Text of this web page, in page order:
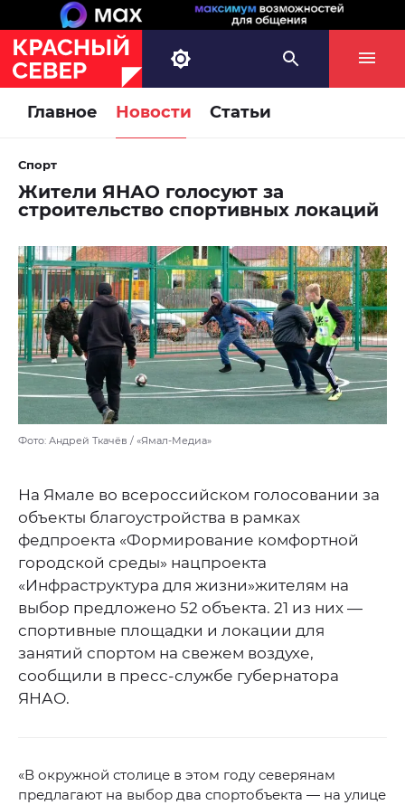
Главное Новости Статьи
Спорт
Жители ЯНАО голосуют за
строительство спортивных локаций
Фото: Андрей Ткачёв / «Ямал-Медиа»
На Ямале во всероссийском голосовании за
объекты благоустройства в рамках
федпроекта «Формирование комфортной
городской среды» нацпроекта
«Инфраструктура для жизни»жителям на
выбор предложено 52 объекта. 21 из них —
спортивные площадки и локации для
занятий спортом на свежем воздухе,
сообщили в пресс-службе губернатора
ЯНАО.
«В окружной столице в этом году северянам
предлагают на выбор два спортобъекта — на улице